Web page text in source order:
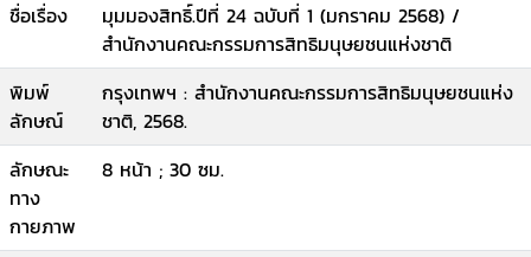
ชื่อเรื่อง
มุมมองสิทธิ์.ปีที่ 24 ฉบับที่ 1 (มกราคม 2568) /
สำนักงานคณะกรรมการสิทธิมนุษยชนแห่งชาติ
พิมพ์
ลักษณ์
กรุงเทพฯ : สำนักงานคณะกรรมการสิทธิมนุษยชนแห่ง
ชาติ, 2568.
ลักษณะ
ทาง
กายภาพ
8 หน้า ; 30 ซม.